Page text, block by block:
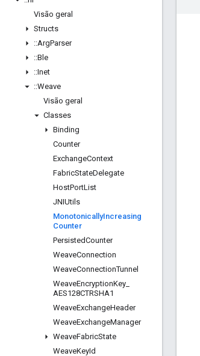
Visão geral
Structs
::ArgParser
::Ble
::Inet
::Weave
Visão geral
Classes
Binding
Counter
ExchangeContext
FabricStateDelegate
HostPortList
JNIUtils
MonotonicallyIncreasing
Counter
PersistedCounter
WeaveConnection
WeaveConnectionTunnel
WeaveEncryptionKey
AES128CTRSHA1
WeaveExchangeHeader
WeaveExchangeManager
WeaveFabricState
WeaveKeyId